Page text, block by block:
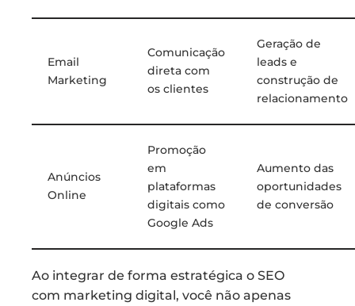
Email
Marketing
Comunicação
direta com
os clientes
Geração de
leads e
construção de
relacionamento
Anúncios
Online
Promoção
em
plataformas
digitais como
Google Ads
Aumento das
oportunidades
de conversão
Ao integrar de forma estratégica o SEO
com marketing digital, você não apenas